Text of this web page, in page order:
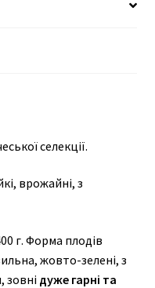
селекції.
врожайні, з
г. Форма плодів
жовто-зелені, з
зовні дуже гарні та